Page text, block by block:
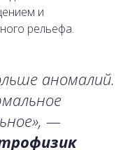
и
рельефа.
аномалий.
—